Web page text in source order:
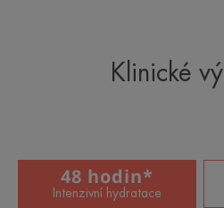
Klinické
48 hodin*
Intenzivní hydratace